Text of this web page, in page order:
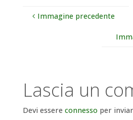
Immagine precedente
Lascia un
Devi essere connesso per